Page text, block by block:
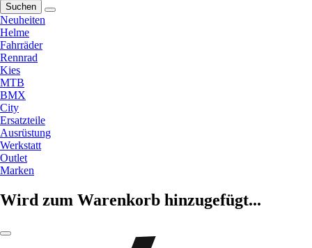
Suchen
Neuheiten
Helme
Fahrräder
Rennrad
Kies
MTB
BMX
City
Ersatzteile
Ausrüstung
Werkstatt
Outlet
Marken
Wird zum Warenkorb hinzugefügt...